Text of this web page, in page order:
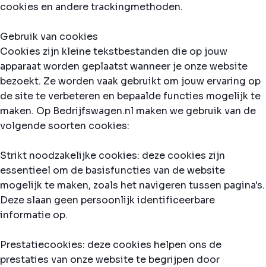
cookies en andere trackingmethoden.
Gebruik van cookies
Cookies zijn kleine tekstbestanden die op jouw
apparaat worden geplaatst wanneer je onze website
bezoekt. Ze worden vaak gebruikt om jouw ervaring op
de site te verbeteren en bepaalde functies mogelijk te
maken. Op Bedrijfswagen.nl maken we gebruik van de
volgende soorten cookies:
Strikt noodzakelijke cookies: deze cookies zijn
essentieel om de basisfuncties van de website
mogelijk te maken, zoals het navigeren tussen pagina's.
Deze slaan geen persoonlijk identificeerbare
informatie op.
Prestatiecookies: deze cookies helpen ons de
prestaties van onze website te begrijpen door